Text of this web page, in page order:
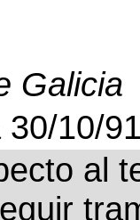
Galicia
30/10/
al